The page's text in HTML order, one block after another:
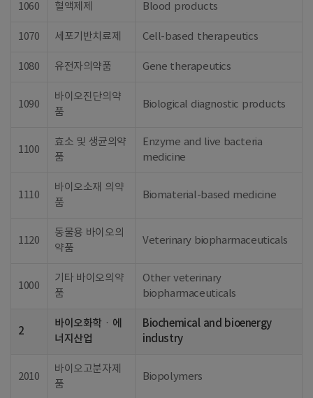
1060 혈액제제 Blood products
1070 세포기반치료제 Cell-based therapeutics
1080 유전자의약품 Gene therapeutics
1090
바이오진단의약
품
Biological diagnostic products
1100
효소 및 생균의약
품
Enzyme and live bacteria
medicine
1110
바이오소재 의약
품
Biomaterial-based medicine
1120
동물용 바이오의
약품
Veterinary biopharmaceuticals
1000
기타 바이오의약
품
Other veterinary
biopharmaceuticals
2
바이오화학ㆍ에
너지산업
Biochemical and bioenergy
industry
2010
바이오고분자제
품
Biopolymers